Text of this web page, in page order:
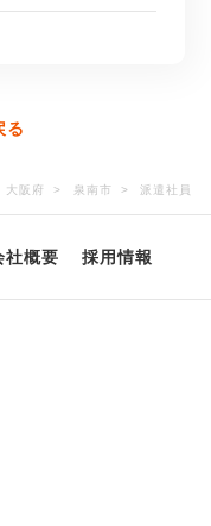
る
大阪府 泉南市 派遣社員
社概要 採用情報